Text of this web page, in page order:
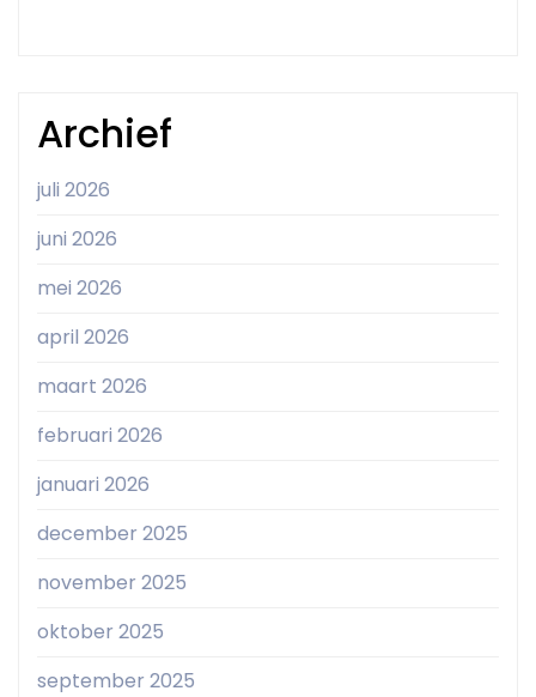
Archief
juli 2026
juni 2026
mei 2026
april 2026
maart 2026
februari 2026
januari 2026
december 2025
november 2025
oktober 2025
september 2025